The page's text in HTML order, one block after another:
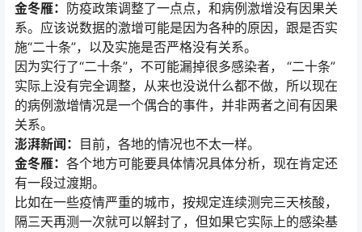
金冬雁： 防疫政策调整了一点点，和病例激增没有因果关
系。应该说数据的激增可能是因为各种的原因，跟是否实
施“二十条”，以及实施是否严格没有关系。
因为实行了“二十条”，不可能漏掉很多感染者， “二十条”
实际上没有完全调整，从来也没说什么都不做，所以现在
的病例激增情况是一个偶合的事件，并非两者之间有因果
关系。
澎湃新闻：
目前，各地的情况也不太一样。
金冬雁： 各个地方可能要具体情况具体分析，现在肯定还
有一段过渡期。
比如在一些疫情严重的城市，按规定连续测完三天核酸，
隔三天再测一次就可以解封了，但如果它实际上的感染基